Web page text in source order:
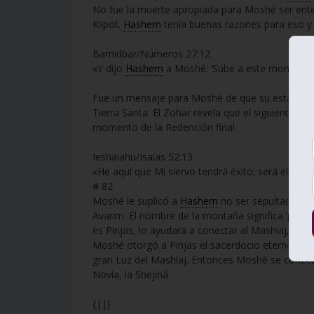
No fue la muerte apropiada para Moshé ser
Klipot. Hashem tenía buenas razones para eso
Bamidbar/Números 27:12
«Y dijo Hashem a Moshé: ‘Sube a este monte
Fue un mensaje para Moshé de que su estado
Tierra Santa. El Zohar revela que el siguiente
momento de la Redención final.
Ieshaiahu/Isaías 52:13
«He aquí que Mi siervo tendrá éxito; será
# 82
Moshé le suplicó a Hashem no ser sepultado
Avarim. El nombre de la montaña significa
es Pinjas, lo ayudará a conectar al Mashíaj, hijo
Moshé otorgó a Pinjas el sacerdocio eterno; y
gran Luz del Mashíaj. Entonces Moshé se
Novia, la Shejiná.
{||}